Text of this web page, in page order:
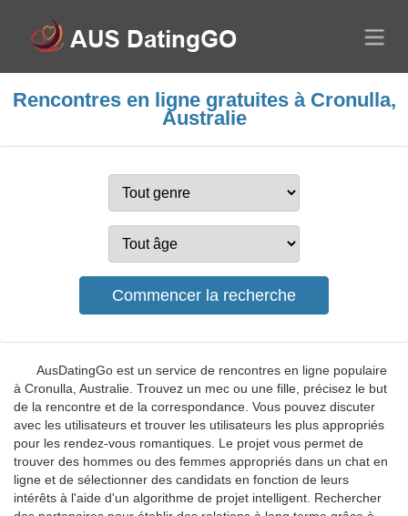
Rencontres en ligne gratuites à Cronulla,
Australie
AusDatingGo est un service de rencontres en ligne populaire
à Cronulla, Australie. Trouvez un mec ou une fille, précisez le but
de la rencontre et de la correspondance. Vous pouvez discuter
avec les utilisateurs et trouver les utilisateurs les plus appropriés
pour les rendez-vous romantiques. Le projet vous permet de
trouver des hommes ou des femmes appropriés dans un chat en
ligne et de sélectionner des candidats en fonction de leurs
intérêts à l'aide d'un algorithme de projet intelligent. Rechercher